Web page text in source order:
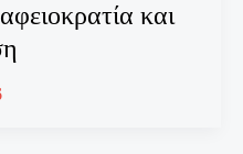
και